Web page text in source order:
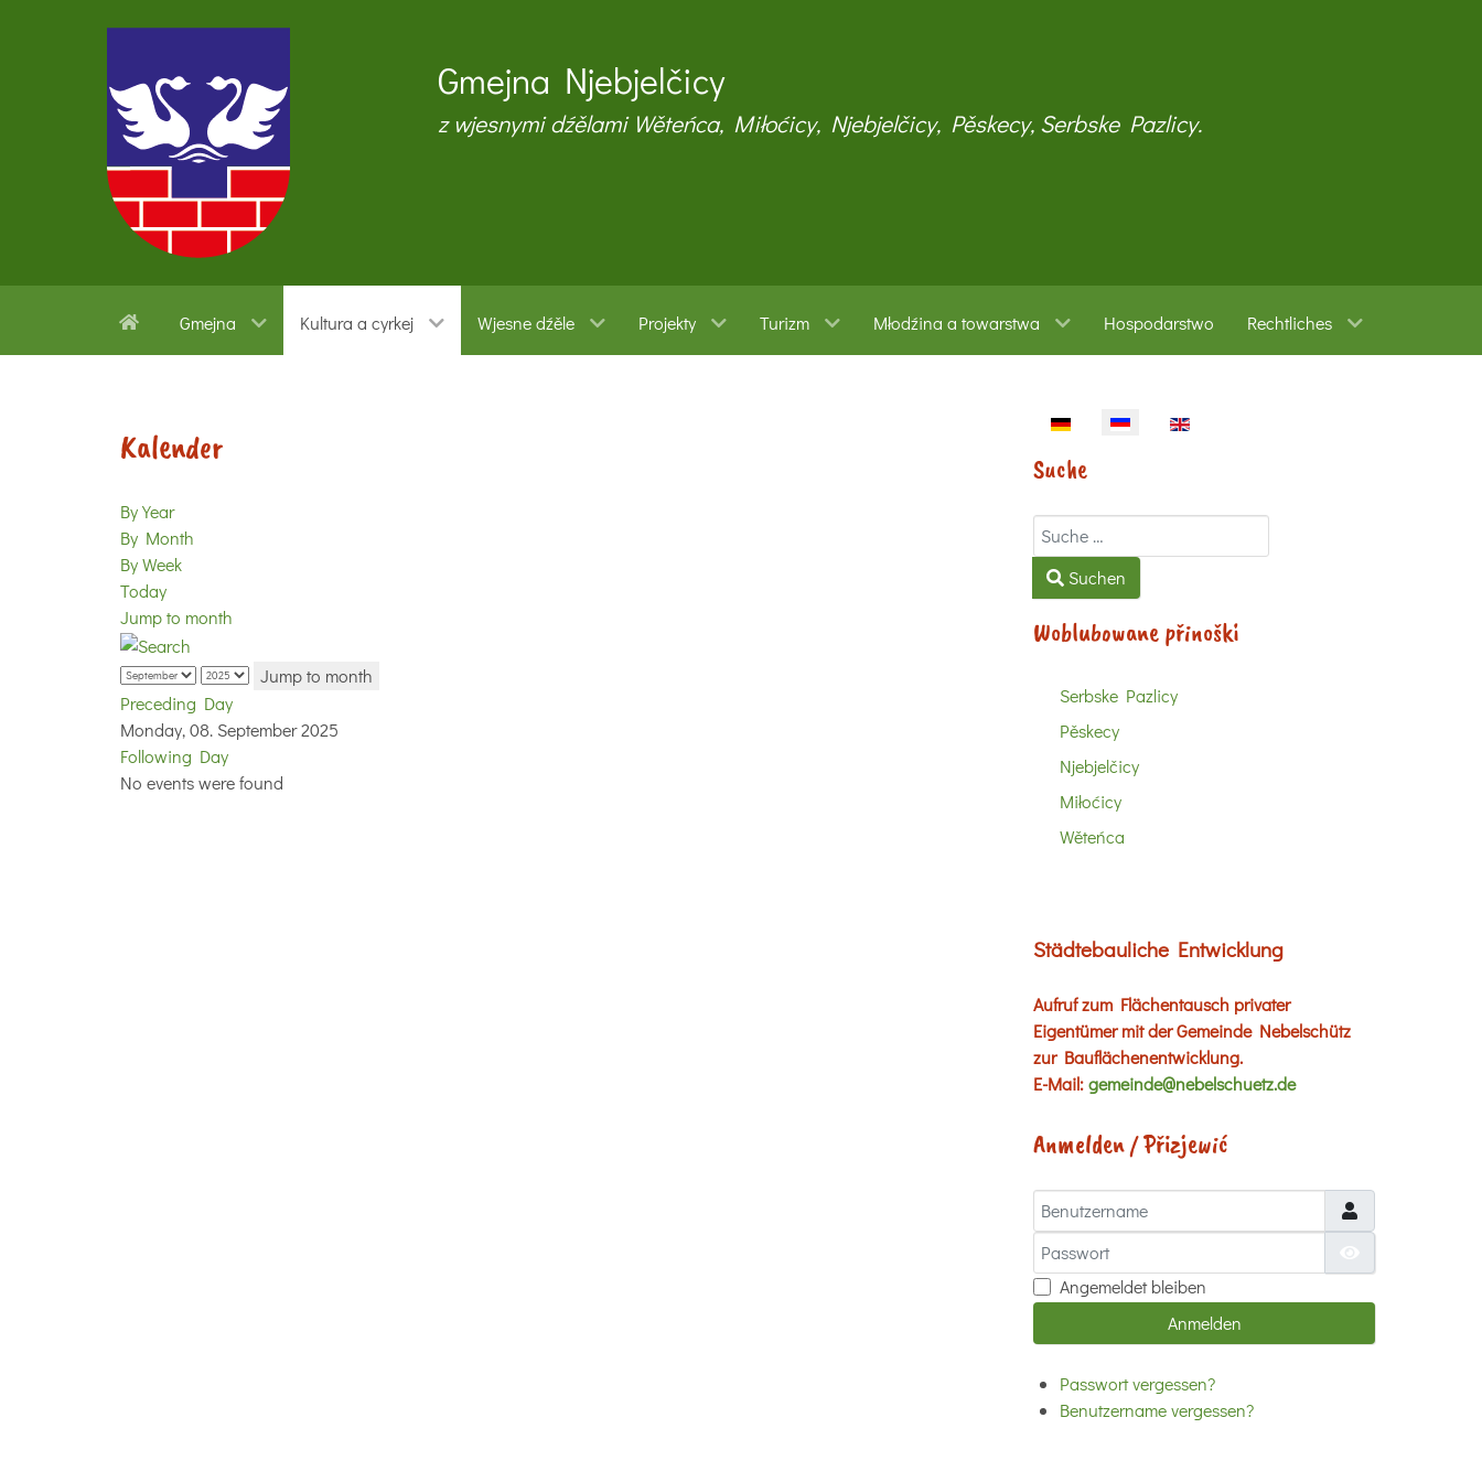
Gmejna Njebjelčicy
z wjesnymi dźělami Wěteńca, Miłoćicy, Njebjelčicy, Pěskecy, Serbske Pazlicy.
Gmejna Kultura a cyrkej Wjesne dźěle Projekty Turizm Młodźina a towarstwa Hospodarstwo Rechtliches
Kalender
By Year
By Month
By Week
Today
Jump to month
Jump to month
Preceding Day
Monday, 08. September 2025
Following Day
No events were found
Sprache auswählen
Suche
Suchen
Suchen
Woblubowane přinoški
Serbske Pazlicy
Pěskecy
Njebjelčicy
Miłoćicy
Wěteńca
Städtebauliche Entwicklung
Aufruf zum Flächentausch privater
Eigentümer mit der Gemeinde Nebelschütz
zur Bauflächenentwicklung.
E-Mail:gemeinde@nebelschuetz.de
Anmelden / Přizjewić
Benutzername
Passwort
Angemeldet bleiben
Anmelden
Passwort vergessen?
Benutzername vergessen?